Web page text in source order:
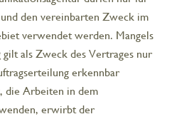
den vereinbarten Zweck im
verwendet werden. Mangels
als Zweck des Vertrages nur
erkennbar
die Arbeiten in dem
erwirbt der